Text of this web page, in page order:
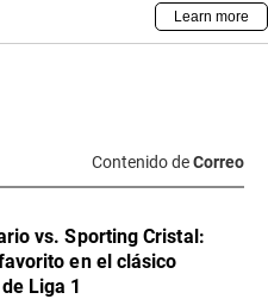
Contenido deCorreo
vs. Sporting Cristal:
en el clásico
Liga 1